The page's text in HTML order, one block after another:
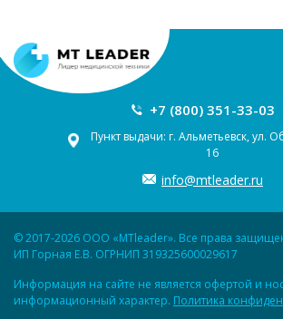
+7 (800) 351-33-03
Пункт выдачи: г. Альметьевск, ул.
16
info@mtleader.ru
© 2017-2026 ООО «MTleader». Все права
ИП Горная Е.В. ОГРНИП 319325600029617
Информация на сайте не является офертой и
информационный характер. Политика